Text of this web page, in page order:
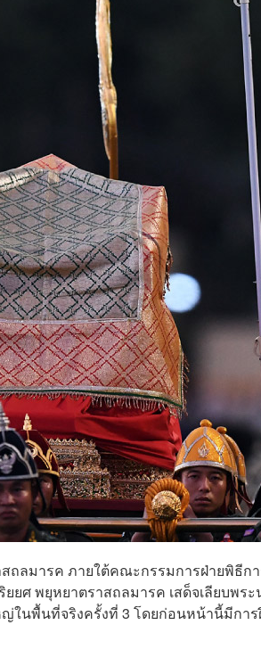
ถลมารค ภายใต้คณะกรรมการฝ่ายพิธีก
ศ พยุหยาตราสถลมารค เสด็จเลียบพระ
ในพื้นที่จริงครั้งที่ 3 โดยก่อนหน้านี้มีการ